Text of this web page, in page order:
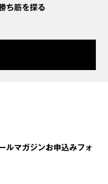
ち筋を探る
ルマガジンお申込みフォ